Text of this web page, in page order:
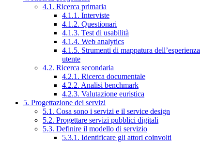
4.1. Ricerca primaria
4.1.1. Interviste
4.1.2. Questionari
4.1.3. Test di usabilità
4.1.4. Web analytics
4.1.5. Strumenti di mappatura dell’esperienza
utente
4.2. Ricerca secondaria
4.2.1. Ricerca documentale
4.2.2. Analisi benchmark
4.2.3. Valutazione euristica
5. Progettazione dei servizi
5.1. Cosa sono i servizi e il service design
5.2. Progettare servizi pubblici digitali
5.3. Definire il modello di servizio
5.3.1. Identificare gli attori coinvolti